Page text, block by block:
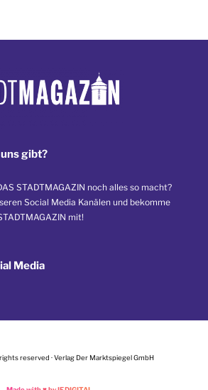
gibt?
STADTMAGAZIN noch alles so macht?
Social Media Kanälen und bekomme
mit!
Media
reserved · Verlag Der Marktspiegel GmbH